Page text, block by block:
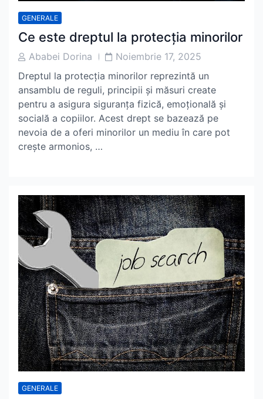
GENERALE
Ce este dreptul la protecția minorilor
PostAbabei Dorina
PostNoiembrie 17, 2025
Dreptul la protecția minorilor reprezintă un
ansamblu de reguli, principii și măsuri create
pentru a asigura siguranța fizică, emoțională și
socială a copiilor. Acest drept se bazează pe
nevoia de a oferi minorilor un mediu în care pot
crește armonios, …
GENERALE